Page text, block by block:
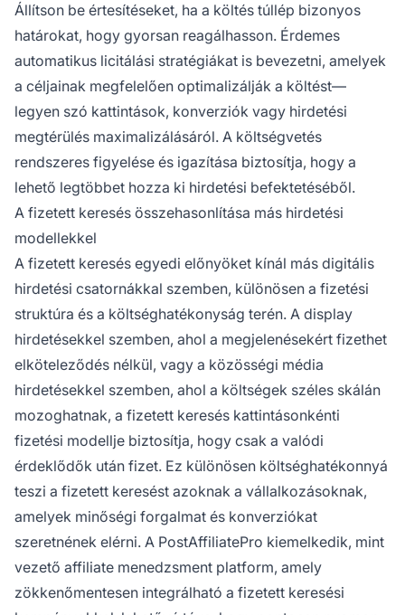
Állítson be értesítéseket, ha a költés túllép bizonyos
határokat, hogy gyorsan reagálhasson. Érdemes
automatikus licitálási stratégiákat is bevezetni, amelyek
a céljainak megfelelően optimalizálják a költést—
legyen szó kattintások, konverziók vagy hirdetési
megtérülés maximalizálásáról. A költségvetés
rendszeres figyelése és igazítása biztosítja, hogy a
lehető legtöbbet hozza ki hirdetési befektetéséből.
A fizetett keresés összehasonlítása más hirdetési
modellekkel
A fizetett keresés egyedi előnyöket kínál más digitális
hirdetési csatornákkal szemben, különösen a fizetési
struktúra és a költséghatékonyság terén. A display
hirdetésekkel szemben, ahol a megjelenésekért fizethet
elköteleződés nélkül, vagy a közösségi média
hirdetésekkel szemben, ahol a költségek széles skálán
mozoghatnak, a fizetett keresés kattintásonkénti
fizetési modellje biztosítja, hogy csak a valódi
érdeklődők után fizet. Ez különösen költséghatékonnyá
teszi a fizetett keresést azoknak a vállalkozásoknak,
amelyek minőségi forgalmat és konverziókat
szeretnének elérni. A PostAffiliatePro kiemelkedik, mint
vezető affiliate menedzsment platform, amely
zökkenőmentesen integrálható a fizetett keresési